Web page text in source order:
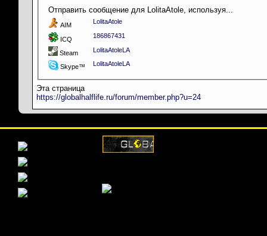
Отправить сообщение для LolitaAtole, используя...
AIM LolitaAtole
ICQ 186867431
Steam LolitaAtoleLA
Skype™ LolitaAtoleLA
Эта страница
https://globalhalflife.ru/forum/member.php?u=24